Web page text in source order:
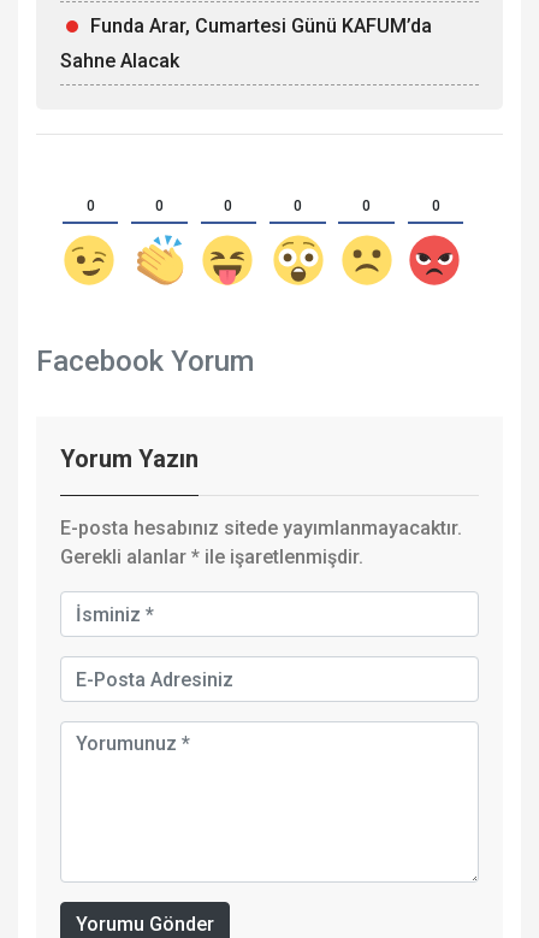
Funda Arar, Cumartesi Günü KAFUM’da
Sahne Alacak
0 0 0 0 0 0
Facebook Yorum
Yorum Yazın
E-posta hesabınız sitede yayımlanmayacaktır.
Gerekli alanlar * ile işaretlenmişdir.
Yorumu Gönder